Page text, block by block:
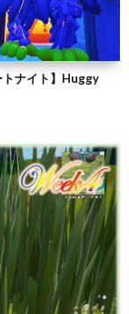
トナイト】Huggy